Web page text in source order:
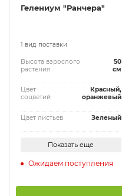
Гелениум "Ранчера"
1 вид поставки
Высота взрослого
растения
50
см
Цвет
соцветий
Красный,
оранжевый
Цвет листьев Зеленый
Показать еще
Ожидаем поступления